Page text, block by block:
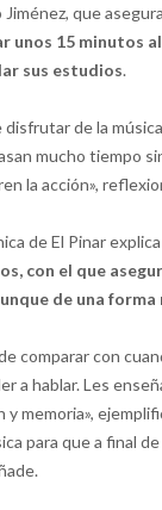
que
unos 15 minutos
sus estudios.
de la
mucho tiempo
la acción»,
de El Pinar
con el que
de una
comparar con
a hablar. Les
memoria»,
para que a final